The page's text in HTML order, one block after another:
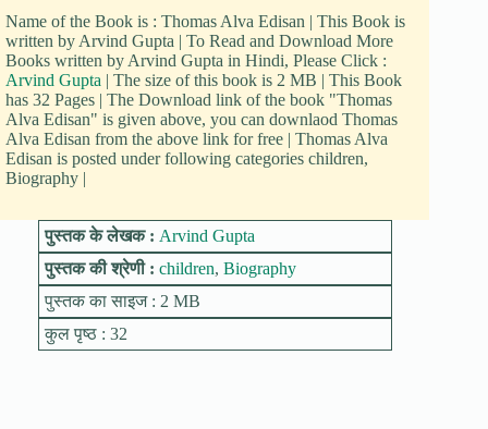
Name of the Book is : Thomas Alva Edisan | This Book is
written by Arvind Gupta | To Read and Download More
Books written by Arvind Gupta in Hindi, Please Click :
Arvind Gupta | The size of this book is 2 MB | This Book
has 32 Pages | The Download link of the book "Thomas
Alva Edisan" is given above, you can downlaod Thomas
Alva Edisan from the above link for free | Thomas Alva
Edisan is posted under following categories children,
Biography |
पुस्तक के लेखक : Arvind Gupta
पुस्तक की श्रेणी : children, Biography
पुस्तक का साइज : 2 MB
कुल पृष्ठ : 32